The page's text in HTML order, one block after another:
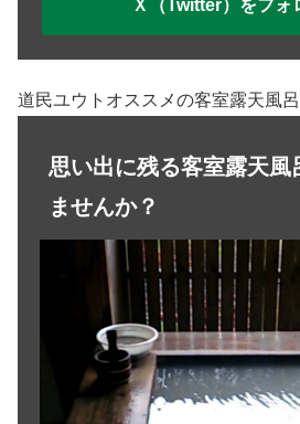
Ｘ（Twitter）をフォ
道民ユウトオススメの客室露天風呂
思い出に残る客室露天風
ませんか？